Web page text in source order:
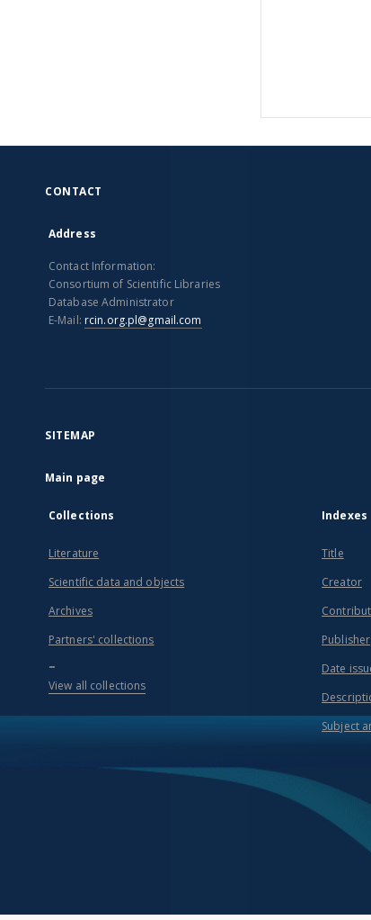
CONTACT
Address
Contact Information:
Consortium of Scientific Libraries
Database Administrator
E-Mail: rcin.org.pl@gmail.com
SITEMAP
Main page
Collections
Literature
Scientific data and objects
Archives
Partners' collections
...
View all collections
Indexes
Title
Creator
Publisher
Date
Subject